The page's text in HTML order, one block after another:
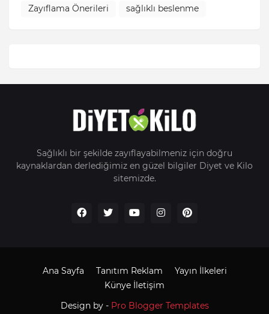
Zayıflama Önerileri
sağlıklı beslenme
Sağlıklı bir şekilde zayıflayabilmeniz için doğru
kaynaklardan derlediğimiz en güzel bilgiler Diyet ve Kilo
sitemizde.
Design by - Pro Blogger Templates
Ana Sayfa Tanıtım Reklam
Yayın İlkeleri
Künye İletişim